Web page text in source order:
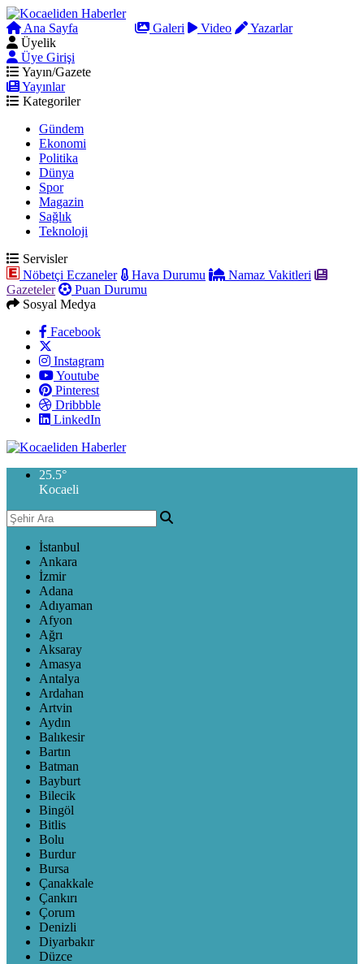
Ana Sayfa Galeri Video
Yazarlar
Üyelik
Üye Girişi
Yayın/Gazete
Yayınlar
Kategoriler
Gündem
Ekonomi
Politika
Dünya
Spor
Magazin
Sağlık
Teknoloji
Servisler
Nöbetçi Eczaneler
Hava Durumu
Namaz Vakitleri
Gazeteler
Puan Durumu
Sosyal Medya
Facebook
Instagram
Youtube
Pinterest
Dribbble
LinkedIn
25.5°
Kocaeli
İstanbul
Ankara
İzmir
Adana
Adıyaman
Afyon
Ağrı
Aksaray
Amasya
Antalya
Ardahan
Artvin
Aydın
Balıkesir
Bartın
Batman
Bayburt
Bilecik
Bingöl
Bitlis
Bolu
Burdur
Bursa
Çanakkale
Çankırı
Çorum
Denizli
Diyarbakır
Düzce